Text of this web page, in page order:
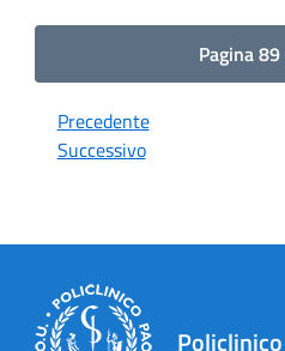
Pagina
Precedente
Successivo